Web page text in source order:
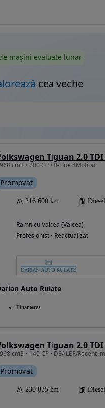
mașini evaluate lunar
cea veche
cm3 • 200 CP • R-Line 4Motion
Promovat
216 600 km Diesel
Ramnicu Valcea (Valcea)
Profesionist • Reactualizat
Auto Rulate
Finantare
Promovat
230 835 km Diesel